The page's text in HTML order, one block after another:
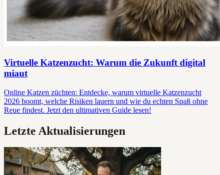
Virtuelle Katzenzucht: Warum die Zukunft digital
miaut
Online Katzen züchten: Entdecke, warum virtuelle Katzenzucht
2026 boomt, welche Risiken lauern und wie du echten Spaß ohne
Reue findest. Jetzt den ultimativen Guide lesen!
Letzte Aktualisierungen